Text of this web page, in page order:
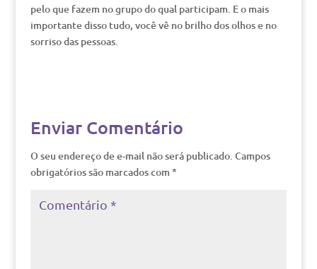
pelo que fazem no grupo do qual participam. E o mais
importante disso tudo, você vê no brilho dos olhos e no
sorriso das pessoas.
Enviar Comentário
O seu endereço de e-mail não será publicado. Campos
obrigatórios são marcados com *